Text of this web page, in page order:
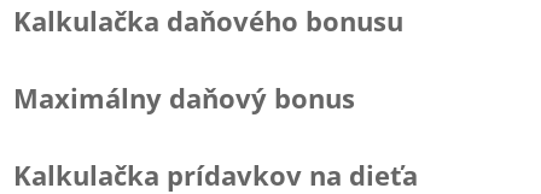
Kalkulačka daňového bonusu
Maximálny daňový bonus
Kalkulačka prídavkov na dieťa